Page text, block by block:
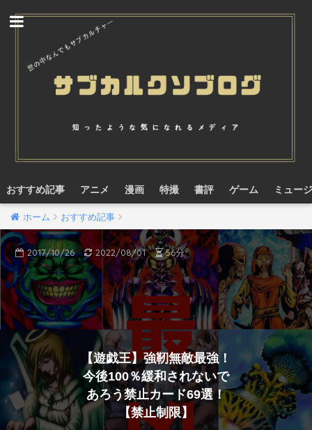
おすすめ記事 アニメ 漫画 特撮 書評 ゲーム ミュー
ホーム おすすめ記事
【遊戯王】強靭無敵最強！
今後100％緩和されないで
あろう禁止カード69選！
【禁止制限】
2017/10/26 2022/08/01 56分